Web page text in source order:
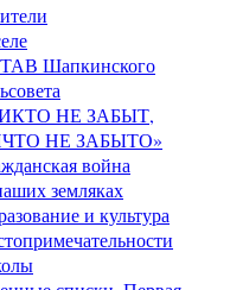
Шапкинского
НЕ ЗАБЫТ,
НЕ ЗАБЫТО»
война
земляках
и культура